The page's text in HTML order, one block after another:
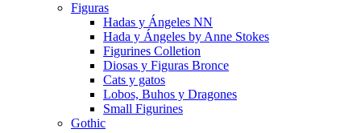
Figuras
Hadas y Ángeles NN
Hada y Ángeles by Anne Stokes
Figurines Colletion
Diosas y Figuras Bronce
Cats y gatos
Lobos, Buhos y Dragones
Small Figurines
Gothic